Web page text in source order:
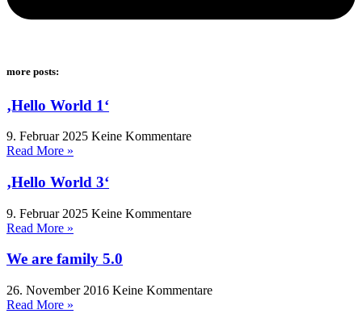
more posts:
‚Hello World 1‘
9. Februar 2025 Keine Kommentare
Read More »
‚Hello World 3‘
9. Februar 2025 Keine Kommentare
Read More »
We are family 5.0
26. November 2016 Keine Kommentare
Read More »